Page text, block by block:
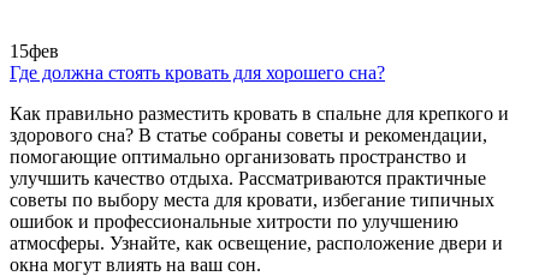
15фев
Где должна стоять кровать для хорошего сна?
Как правильно разместить кровать в спальне для крепкого и
здорового сна? В статье собраны советы и рекомендации,
помогающие оптимально организовать пространство и
улучшить качество отдыха. Рассматриваются практичные
советы по выбору места для кровати, избегание типичных
ошибок и профессиональные хитрости по улучшению
атмосферы. Узнайте, как освещение, расположение двери и
окна могут влиять на ваш сон.